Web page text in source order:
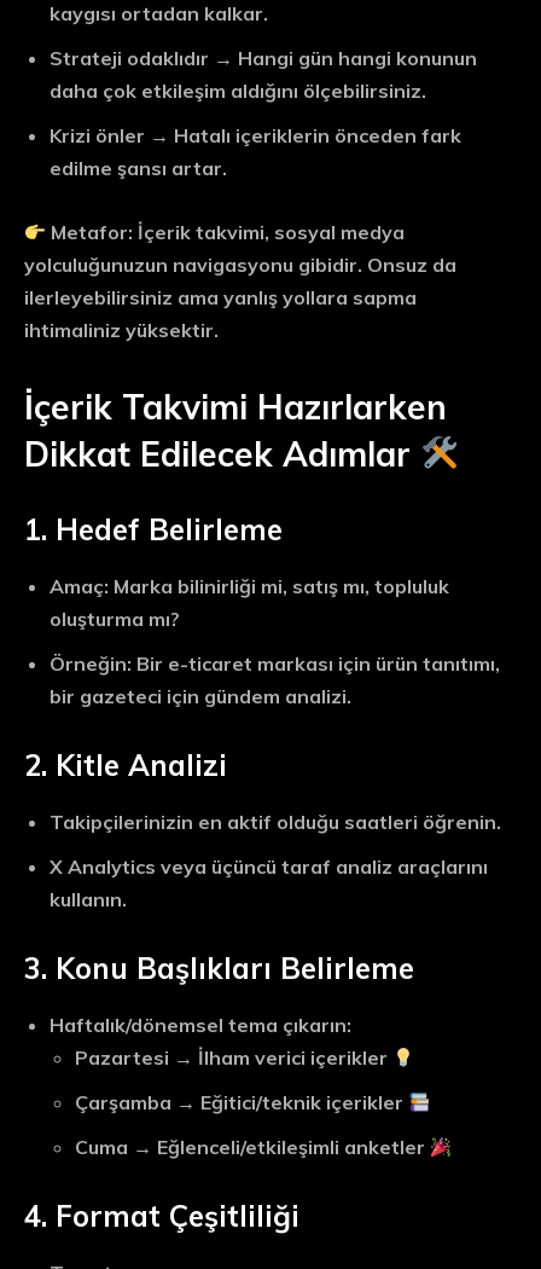
kaygısı ortadan kalkar.
Strateji odaklıdır → Hangi gün hangi konunun
daha çok etkileşim aldığını ölçebilirsiniz.
Krizi önler → Hatalı içeriklerin önceden fark
edilme şansı artar.
Metafor: İçerik takvimi, sosyal medya
yolculuğunuzun navigasyonu gibidir. Onsuz da
ilerleyebilirsiniz ama yanlış yollara sapma
ihtimaliniz yüksektir.
İçerik Takvimi Hazırlarken
Dikkat Edilecek Adımlar
1. Hedef Belirleme
Amaç: Marka bilinirliği mi, satış mı, topluluk
oluşturma mı?
Örneğin: Bir e-ticaret markası için ürün tanıtımı,
bir gazeteci için gündem analizi.
2. Kitle Analizi
Takipçilerinizin en aktif olduğu saatleri öğrenin.
X Analytics veya üçüncü taraf analiz araçlarını
kullanın.
3. Konu Başlıkları Belirleme
Haftalık/dönemsel tema çıkarın:
Pazartesi → İlham verici içerikler
Çarşamba → Eğitici/teknik içerikler
Cuma → Eğlenceli/etkileşimli anketler
4. Format Çeşitliliği